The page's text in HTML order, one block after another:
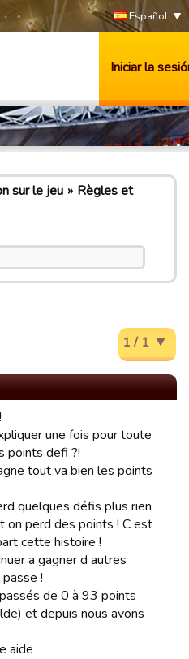
Español
Iniciar la
sur le jeu
Règles et
1 / 1
une fois pour toute
points defi ?!
tout va bien les points
quelques défis plus rien
on perd des points ! C est
cette histoire !
a gagner d autres
!
de 0 à 93 points
et depuis nous avons
aide